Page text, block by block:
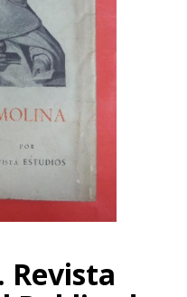
Revista